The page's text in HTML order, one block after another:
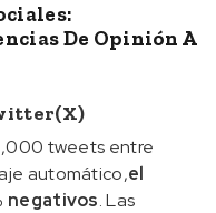
De Opinión A
tweets entre
automático,el
negativos. Las